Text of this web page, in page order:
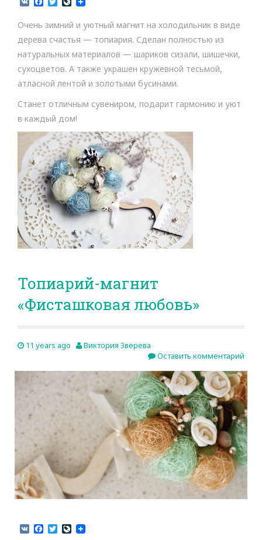
K a
c
e
b
o
k
w
i
t
t
r
v
e
J
u
r
n
a
Очень зимний и уютный магнит на холодильник в виде
дерева счастья — топиария. Сделан полностью из
натуральных материалов — шариков сизали, шишечки,
сухоцветов. А также украшен кружевной тесьмой,
атласной лентой и золотыми бусинами.
Станет отличным сувениром, подарит гармонию и уют
в каждый дом!
Топиарий-магнит
«Фисташковая любовь»
11 years ago
Виктория Зверева
Оставить комментарий
V T L